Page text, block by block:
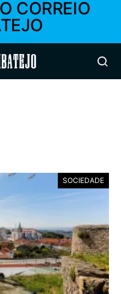
CORREIO
SOCIEDADE